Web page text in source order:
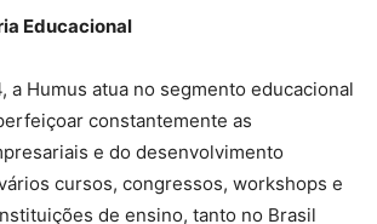
Educacional
a Humus atua no segmento educacional
constantemente as
e do desenvolvimento
cursos, congressos, workshops e
de ensino, tanto no Brasil